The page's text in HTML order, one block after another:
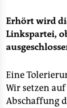
Erhört wird
Linkspartei,
Eine
Wir setzen
Abschaffung